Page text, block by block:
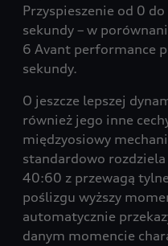
Przyspieszenie od 0
sekundy – w
6 Avant performance
sekundy.
O jeszcze lepszej
również jego inne
międzyosiowy
standardowo
40:60 z przewagą
poślizgu wyższy
automatycznie
danym momencie